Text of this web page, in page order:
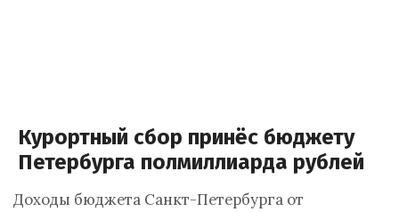
Курортный сбор принёс бюджету
Петербурга полмиллиарда рублей
Доходы бюджета Санкт-Петербурга от